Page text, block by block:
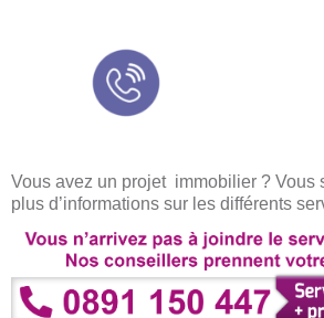
Vous avez un projet immobilier ? Vous
plus d’informations sur les différents